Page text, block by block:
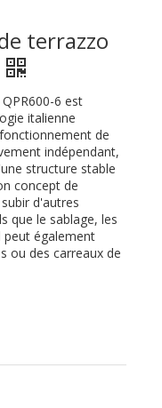
terrazzo
6 est
italienne
de
indépendant,
structure stable
concept de
d'autres
que le sablage, les
peut également
ou des carreaux de